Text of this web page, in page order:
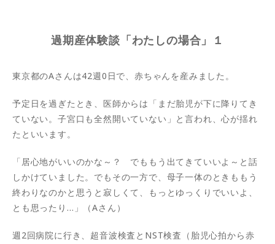
過期産体験談「わたしの場合」１
東京都のAさんは42週0日で、赤ちゃんを産みました。
予定日を過ぎたとき、医師からは「まだ胎児が下に降りてき
ていない。子宮口も全然開いていない」と言われ、心が揺れ
たといいます。
「居心地がいいのかな～？ でももう出てきていいよ～と話
しかけていました。でもその一方で、母子一体のときももう
終わりなのかと思うと寂しくて、もっとゆっくりでいいよ、
とも思ったり…」（Aさん）
週2回病院に行き、超音波検査とNST検査（胎児心拍から赤